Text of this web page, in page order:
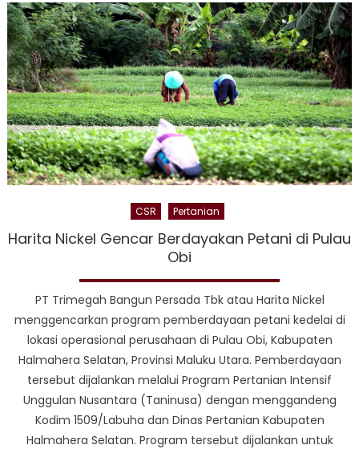
Juta,
Harita
Nickel
di
Pulau
Obi
Bangun
Perusahaan
Patungan
CSR Pertanian
Harita Nickel Gencar Berdayakan Petani di Pulau
Obi
PT Trimegah Bangun Persada Tbk atau Harita Nickel
menggencarkan program pemberdayaan petani kedelai di
lokasi operasional perusahaan di Pulau Obi, Kabupaten
Halmahera Selatan, Provinsi Maluku Utara. Pemberdayaan
tersebut dijalankan melalui Program Pertanian Intensif
Unggulan Nusantara (Taninusa) dengan menggandeng
Kodim 1509/Labuha dan Dinas Pertanian Kabupaten
Halmahera Selatan. Program tersebut dijalankan untuk